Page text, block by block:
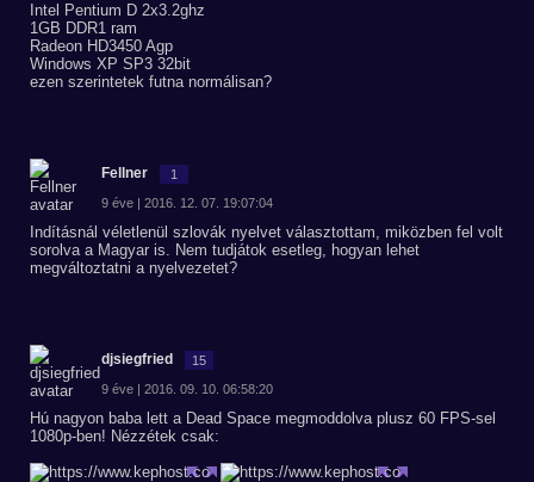
Intel Pentium D 2x3.2ghz
1GB DDR1 ram
Radeon HD3450 Agp
Windows XP SP3 32bit
ezen szerintetek futna normálisan?
Fellner 1
9 éve | 2016. 12. 07. 19:07:04
Indításnál véletlenül szlovák nyelvet választottam, miközben fel volt
sorolva a Magyar is. Nem tudjátok esetleg, hogyan lehet
megváltoztatni a nyelvezetet?
djsiegfried 15
9 éve | 2016. 09. 10. 06:58:20
Hú nagyon baba lett a Dead Space megmoddolva plusz 60 FPS-sel
1080p-ben! Nézzétek csak: